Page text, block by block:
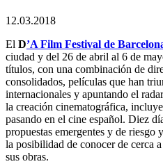
12.03.2018
El D’A Film Festival de
ciudad y del 26 de abril al 6 de
títulos, con una combinación de
consolidados, películas que han
internacionales y apuntando el
la creación cinematográfica,
pasando en el cine español. Diez
propuestas emergentes y de riesgo
la posibilidad de conocer de cerca
sus obras.